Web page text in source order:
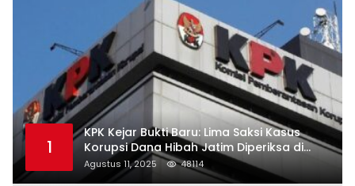
1
KPK Kejar Bukti Baru: Lima Saksi Kasus
Korupsi Dana Hibah Jatim Diperiksa di
Trenggalek
Agustus 11, 2025 48114